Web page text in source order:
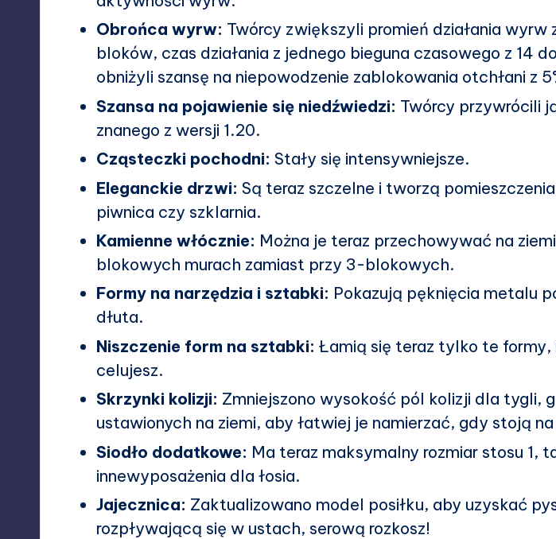
Obrońca wyrw: Twórcy zwiększyli promień działania wyrw
bloków, czas działania z jednego bieguna czasowego z 14
obniżyli szansę na niepowodzenie zablokowania otchłani z
Szansa na pojawienie się niedźwiedzi: Twórcy przywrócili
znanego z wersji 1.20.
Cząsteczki pochodni: Stały się intensywniejsze.
Eleganckie drzwi: Są teraz szczelne i tworzą
piwnica czy szklarnia.
Kamienne włócznie: Można je teraz przechowywać na
blokowych murach zamiast przy 3-blokowych.
Formy na narzędzia i sztabki: Pokazują pęknięcia metalu
dłuta.
Niszczenie form na sztabki: Łamią się teraz tylko te formy,
celujesz.
Skrzynki kolizji: Zmniejszono wysokość pól kolizji dla tygli,
ustawionych na ziemi, aby łatwiej je namierzać, gdy stoją
Siodło dodatkowe: Ma teraz maksymalny rozmiar stosu 1,
innewyposażenia dla łosia.
Jajecznica: Zaktualizowano model posiłku, aby uzyskać
rozpływającą się w ustach, serową rozkosz!